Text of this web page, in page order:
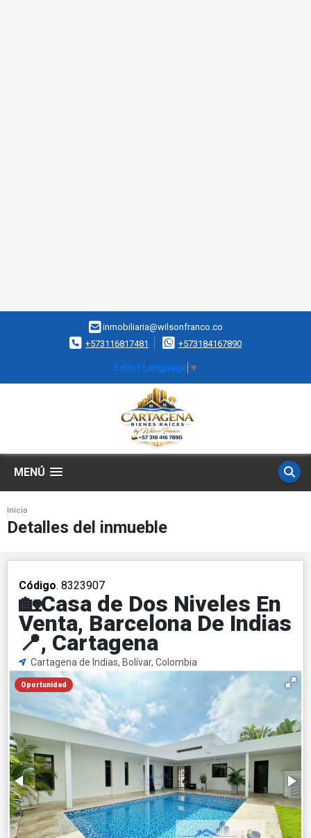
inmobiliaria@wilsonfranco.co
+573116817481
+573184167890
Select Language ▼
MENÚ
Inicio
Detalles del inmueble
Código. 8323907
🏡Casa de Dos Niveles En
Venta, Barcelona De Indias
📍, Cartagena
Cartagena de Indias, Bolívar, Colombia
Oportunidad